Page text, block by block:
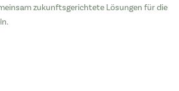
zukunftsgerichtete Lösungen für die